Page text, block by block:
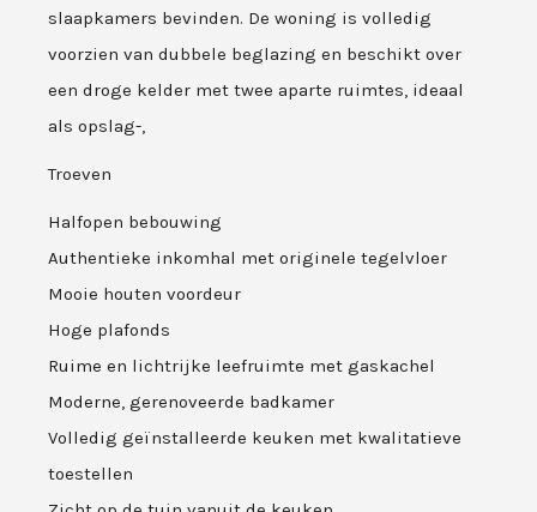
slaapkamers bevinden. De woning is volledig
voorzien van dubbele beglazing en beschikt over
een droge kelder met twee aparte ruimtes, ideaal
als opslag-,
Troeven
Halfopen bebouwing
Authentieke inkomhal met originele tegelvloer
Mooie houten voordeur
Hoge plafonds
Ruime en lichtrijke leefruimte met gaskachel
Moderne, gerenoveerde badkamer
Volledig geïnstalleerde keuken met kwalitatieve
toestellen